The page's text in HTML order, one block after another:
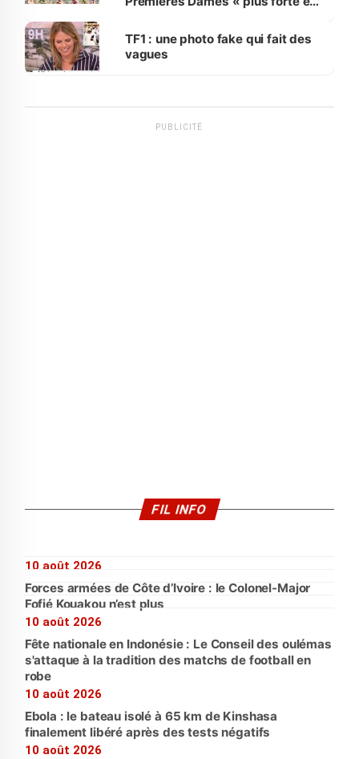
sur la scène internationale »
TF1 : une photo fake qui fait des
vagues
PUBLICITÉ
FIL INFO
10 août 2026
Forces armées de Côte d’Ivoire : le Colonel-Major
Fofié Kouakou n’est plus
10 août 2026
Fête nationale en Indonésie : Le Conseil des oulémas
s'attaque à la tradition des matchs de football en
robe
10 août 2026
Ebola : le bateau isolé à 65 km de Kinshasa
finalement libéré après des tests négatifs
10 août 2026